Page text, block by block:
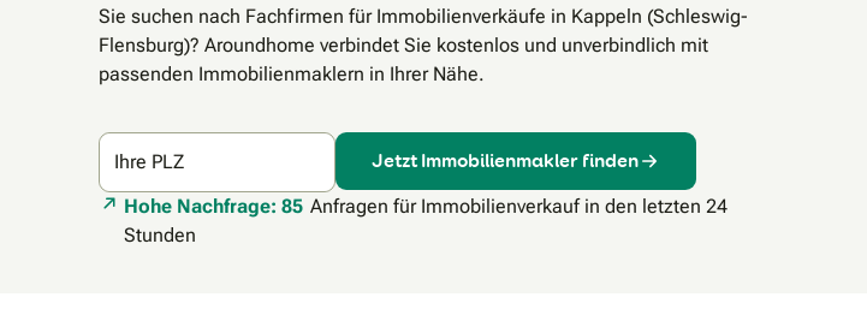
Sie suchen nach Fachfirmen für Immobilienverkäufe in Kappeln (Schleswig-
Flensburg)? Aroundhome verbindet Sie kostenlos und unverbindlich mit
passenden Immobilienmaklern in Ihrer Nähe.
Ihre PLZ Jetzt Immobilienmakler finden
Hohe Nachfrage: 85 Anfragen für Immobilienverkauf in den letzten 24
Stunden